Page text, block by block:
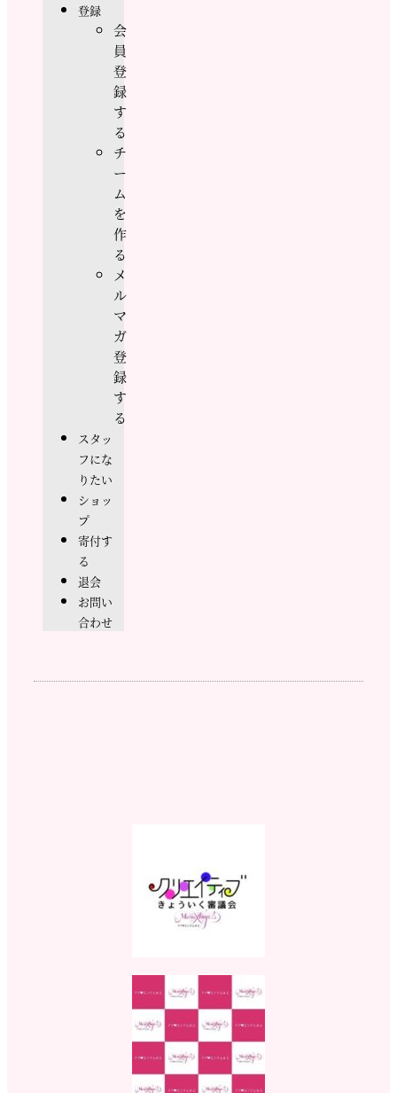
登録
会
員
登
録
す
る
チ
ー
ム
を
作
る
メ
ル
マ
ガ
登
録
す
る
スタッ
フにな
りたい
ショッ
プ
寄付す
る
退会
お問い
合わせ